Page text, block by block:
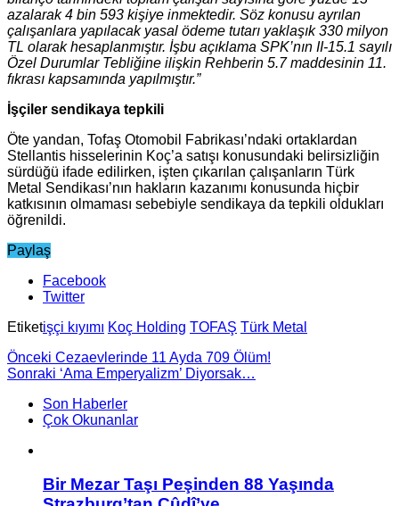
azalarak 4 bin 593 kişiye inmektedir. Söz konusu ayrılan
çalışanlara yapılacak yasal ödeme tutarı yaklaşık 330 milyon
TL olarak hesaplanmıştır. İşbu açıklama SPK’nın II-15.1 sayılı
Özel Durumlar Tebliğine ilişkin Rehberin 5.7 maddesinin 11.
fıkrası kapsamında yapılmıştır.”
İşçiler sendikaya tepkili
Öte yandan, Tofaş Otomobil Fabrikası’ndaki ortaklardan
Stellantis hisselerinin Koç’a satışı konusundaki belirsizliğin
sürdüğü ifade edilirken, işten çıkarılan çalışanların Türk
Metal Sendikası’nın hakların kazanımı konusunda hiçbir
katkısının olmaması sebebiyle sendikaya da tepkili oldukları
öğrenildi.
Paylaş
Facebook
Twitter
Etiketişçi kıyımı Koç Holding TOFAŞ Türk Metal
Önceki Cezaevlerinde 11 Ayda 709 Ölüm!
Sonraki ‘Ama Emperyalizm’ Diyorsak…
Son Haberler
Çok Okunanlar
Bir Mezar Taşı Peşinden 88 Yaşında